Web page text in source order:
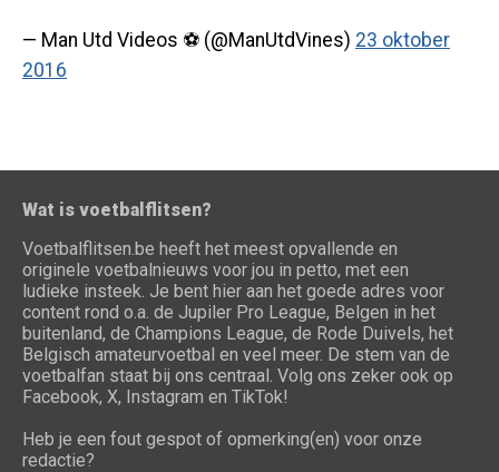
— Man Utd Videos ⚽️ (@ManUtdVines) 23 oktober
2016
Wat is voetbalflitsen?
Voetbalflitsen.be heeft het meest opvallende en
originele voetbalnieuws voor jou in petto, met een
ludieke insteek. Je bent hier aan het goede adres voor
content rond o.a. de Jupiler Pro League, Belgen in het
buitenland, de Champions League, de Rode Duivels, het
Belgisch amateurvoetbal en veel meer. De stem van de
voetbalfan staat bij ons centraal. Volg ons zeker ook op
Facebook, X, Instagram en TikTok!
Heb je een fout gespot of opmerking(en) voor onze
redactie?